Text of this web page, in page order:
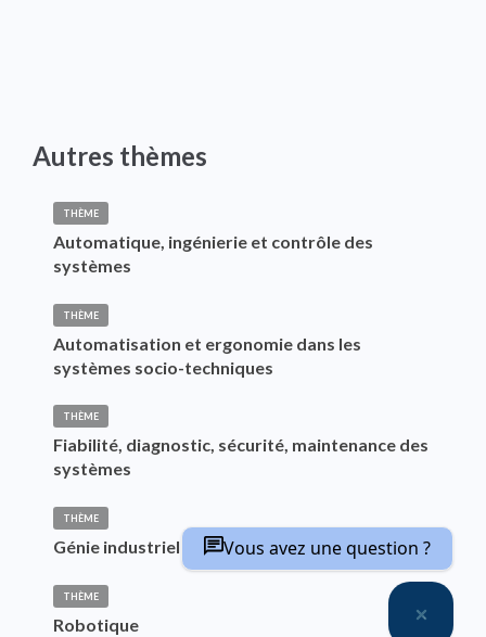
Autres thèmes
THÈME
Automatique, ingénierie et contrôle des
systèmes
THÈME
Automatisation et ergonomie dans les
systèmes socio-techniques
THÈME
Fiabilité, diagnostic, sécurité, maintenance des
systèmes
THÈME
Génie industriel et productique
THÈME
Robotique
Vous avez une question ?